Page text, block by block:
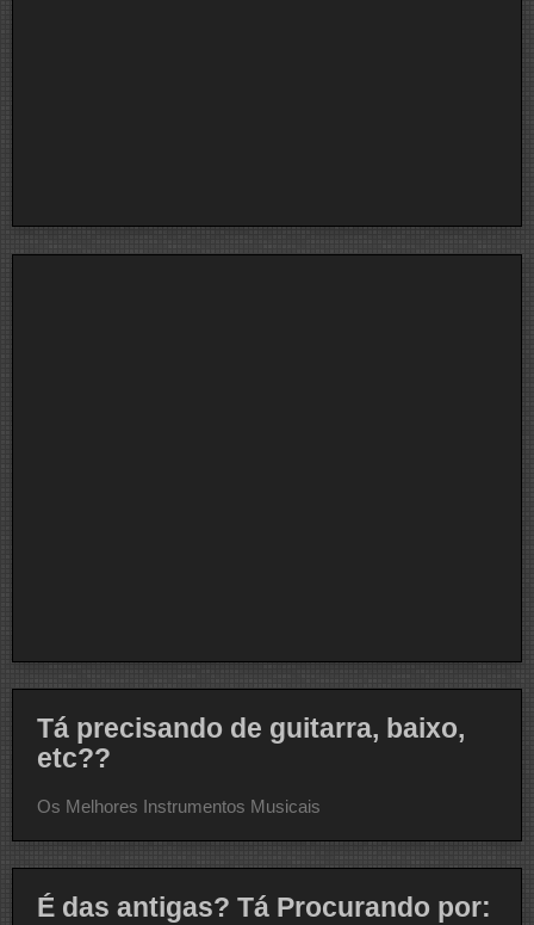
Tá precisando de guitarra, baixo,
etc??
Os Melhores Instrumentos Musicais
É das antigas? Tá Procurando por: